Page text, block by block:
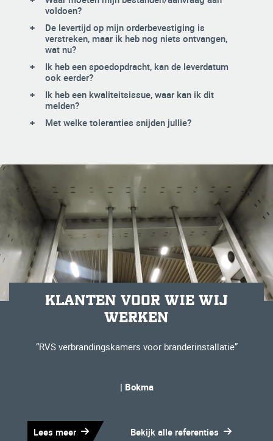
voldoen?
De levertijd op mijn orderbevestiging is
verstreken, maar ik heb nog niets ontvangen,
wat nu?
Ik heb een spoedopdracht, kan de leverdatum
ook eerder?
Ik heb een kwaliteitsissue, waar kan ik dit
melden?
Met welke toleranties snijden jullie?
KLANTEN VOOR WIE WIJ
WERKEN
“RVS verbrandingskamers voor branderinstallatie”
| Bokma
Lees meer Bekijk alle referenties